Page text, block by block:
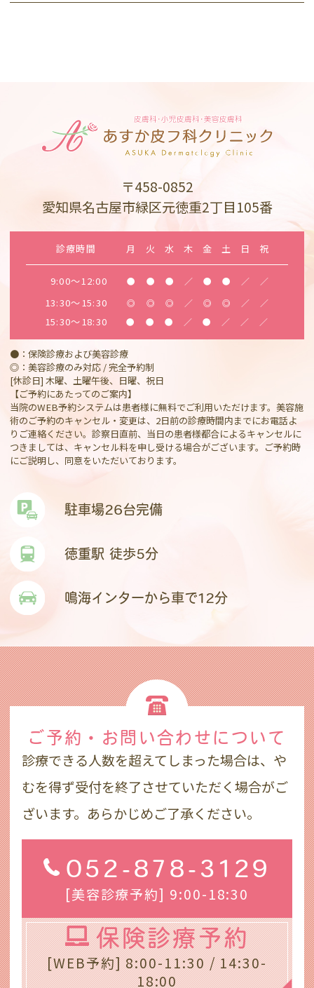
〒458-0852
愛知県名古屋市緑区元徳重2丁目105番
診療時間 月 火 水 木 金 土 日 祝
9:00～12:00 ● ● ● ／ ● ● ／ ／
13:30～15:30 ◎ ◎ ◎ ／ ◎ ◎ ／ ／
15:30～18:30 ● ● ● ／ ● ／ ／ ／
●：保険診療および美容診療
◎：美容診療のみ対応 / 完全予約制
[休診日] 木曜、土曜午後、日曜、祝日
【ご予約にあたってのご案内】
当院のWEB予約システムは患者様に無料でご利用いただけます。美容施
術のご予約のキャンセル・変更は、2日前の診療時間内までにお電話よ
りご連絡ください。診察日直前、当日の患者様都合によるキャンセルに
つきましては、キャンセル料を申し受ける場合がございます。ご予約時
にご説明し、同意をいただいております。
駐車場26台完備
徳重駅 徒歩5分
鳴海インターから車で12分
ご予約・お問い合わせ について
診療できる人数を超えてしまった場合は、や
むを得ず受付を終了させていただく場合がご
ざいます。あらかじめご了承ください。
052-878-3129
[美容診療予約] 9:00-18:30
保険診療予約
[WEB予約] 8:00-11:30 / 14:30-
18:00